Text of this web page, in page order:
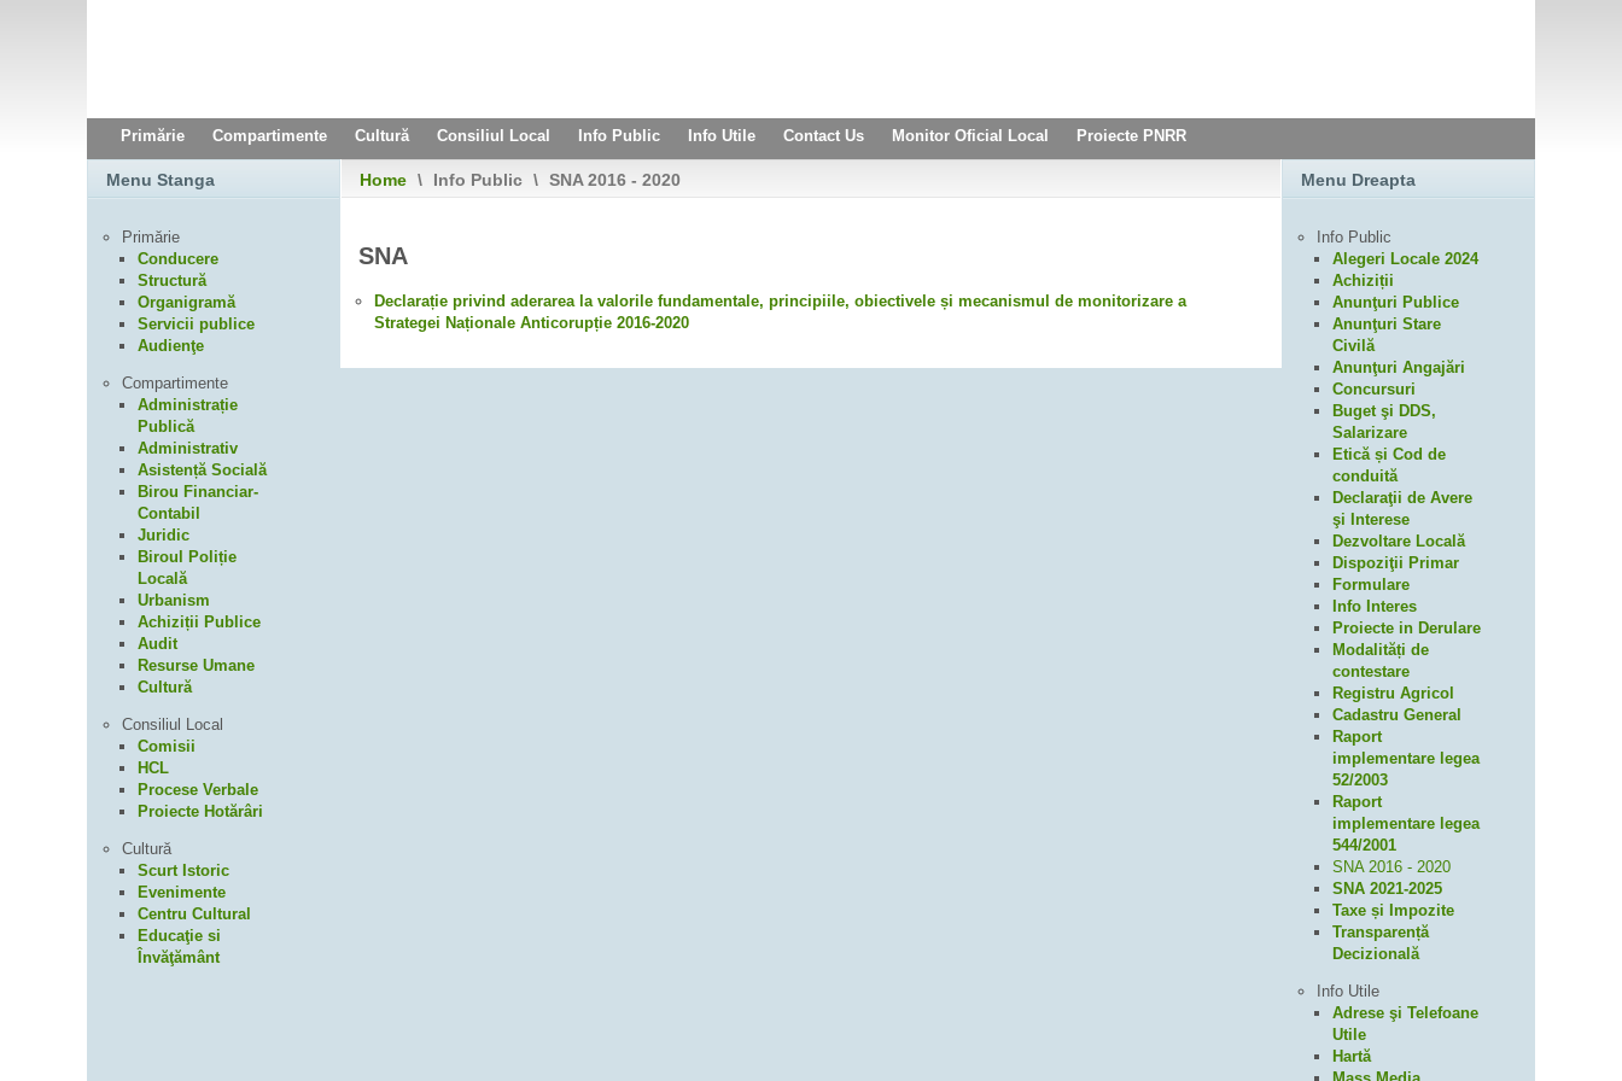
Primărie Compartimente Cultură Consiliul Local Info Public Info Utile Contact Us Monitor Oficial Local Proiecte PNRR
Home \ Info Public \ SNA 2016 - 2020
SNA
Declarație privind aderarea la valorile fundamentale, principiile, obiectivele și mecanismul de monitorizare a
Strategei Naționale Anticorupție 2016-2020
Menu Stanga
Primărie
Conducere
Structură
Organigramă
Servicii publice
Audienţe
Compartimente
Administrație
Publică
Administrativ
Asistență Socială
Birou Financiar-
Contabil
Juridic
Biroul Poliție
Locală
Urbanism
Achiziții Publice
Audit
Resurse Umane
Cultură
Consiliul Local
Comisii
HCL
Procese Verbale
Proiecte Hotărâri
Cultură
Scurt Istoric
Evenimente
Centru Cultural
Educaţie si
Învăţământ
Menu Dreapta
Info Public
Alegeri Locale 2024
Achiziții
Anunţuri Publice
Anunţuri Stare
Civilă
Anunţuri Angajări
Concursuri
Buget şi DDS,
Salarizare
Etică și Cod de
conduită
Declaraţii de Avere
şi Interese
Dezvoltare Locală
Dispoziţii Primar
Formulare
Info Interes
Proiecte in Derulare
Modalități de
contestare
Registru Agricol
Cadastru General
Raport
implementare legea
52/2003
Raport
implementare legea
544/2001
SNA 2016 - 2020
SNA 2021-2025
Taxe și Impozite
Transparență
Decizională
Info Utile
Adrese şi Telefoane
Utile
Hartă